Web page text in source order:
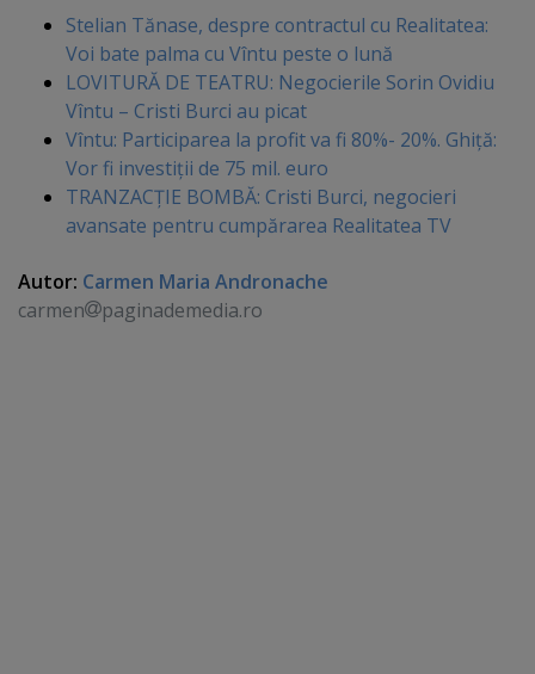
Stelian Tănase, despre contractul cu Realitatea:
Voi bate palma cu Vîntu peste o lună
LOVITURĂ DE TEATRU: Negocierile Sorin Ovidiu
Vîntu – Cristi Burci au picat
Vîntu: Participarea la profit va fi 80%- 20%. Ghiţă:
Vor fi investiţii de 75 mil. euro
TRANZACŢIE BOMBĂ: Cristi Burci, negocieri
avansate pentru cumpărarea Realitatea TV
Autor: Carmen Maria Andronache
carmen
paginademedia.ro